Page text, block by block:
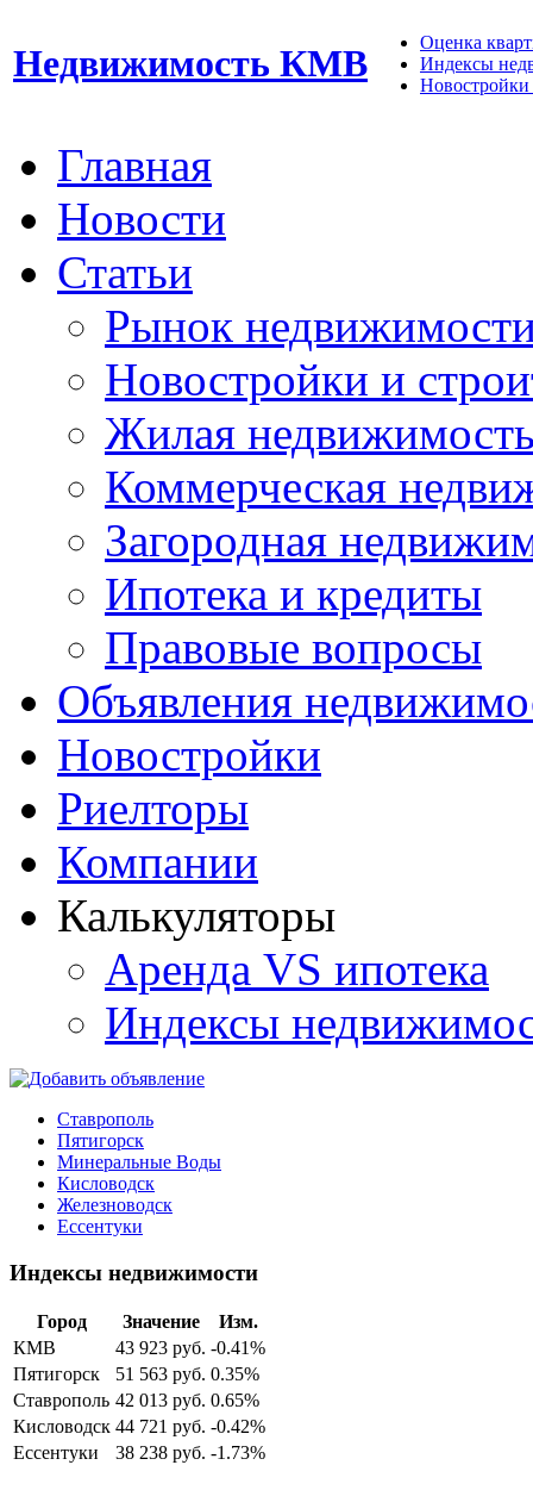
Недвижимость КМВ
Оценка
Индексы
Новостройки
Главная
Новости
Статьи
Рынок
Новостройки и
Жилая
Коммерческая
Загородная
Ипотека и кредиты
Правовые вопросы
Объявления
Новостройки
Риелторы
Компании
Калькуляторы
Аренда VS ипотека
Индексы
Ставрополь
Пятигорск
Минеральные Воды
Кисловодск
Железноводск
Ессентуки
Индексы недвижимости
Город Значение
Изм.
КМВ
43 923 руб. -0.41%
Пятигорск
51 563 руб. 0.35%
Ставрополь 42 013 руб. 0.65%
Кисловодск 44 721 руб. -0.42%
Ессентуки
38 238 руб. -1.73%